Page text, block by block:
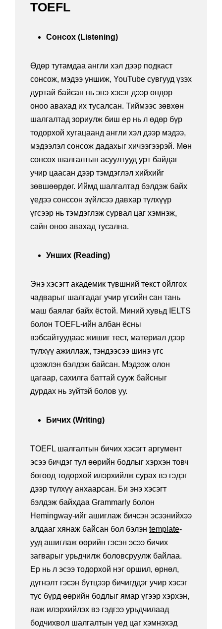
TOEFL
Сонсох (Listening)
Өдөр тутамдаа англи хэл дээр подкаст
сонсож, мэдээ уншиж, YouTube сувгууд үзэх
дуртай байсан нь энэ хэсэг дээр өндөр
оноо авахад их тусалсан. Тиймээс зөвхөн
шалгалтад зориулж биш ер нь л өдөр бүр
тодорхой хугацаанд англи хэл дээр мэдээ,
мэдээлэл сонсож дадахыг хичээгээрэй. Мөн
сонсох шалгалтын асуултууд урт байдаг
учир цаасан дээр тэмдэглэл хийхийг
зөвшөөрдөг. Иймд шалгалтад бэлдэж байх
үедээ сонссон зүйлсээ давхар түлхүүр
үгсээр нь тэмдэглэж сурвал цаг хэмнэж,
сайн оноо авахад тусална.
Унших (Reading)
Энэ хэсэгт академик түвшний текст ойлгох
чадварыг шалгадаг учир үгсийн сан тань
маш баялаг байх ёстой. Миний хувьд IELTS
болон TOEFL-ийн албан ёсны
вэбсайтуудаас жишиг тест, материал дээр
түлхүү ажиллаж, тэндээсээ шинэ үгс
цээжлэн бэлдэж байсан. Мэдээж олон
цагаар, сахилга баттай сууж байсныг
дурдах нь зүйтэй болов уу.
Бичих (Writing)
TOEFL шалгалтын бичих хэсэгт аргумент
эсээ бичдэг тул өөрийн бодлыг хэрхэн товч
бөгөөд тодорхой илэрхийлж сурах вэ гэдэг
дээр түлхүү анхаарсан. Би энэ хэсэгт
бэлдэж байхдаа Grammarly болон
Hemingway-ийг ашиглаж бичсэн эсээнийхээ
алдааг хянаж байсан бол бэлэн template-
ууд ашиглаж өөрийн гэсэн эсээ бичих
загварыг урьдчилж боловсруулж байлаа.
Ер нь л эсээ тодорхой нэг оршил, өрнөл,
дүгнэлт гэсэн бүтцээр бичигддэг учир хэсэг
тус бүрд өөрийн бодлыг ямар үгээр хэрхэн,
яаж илэрхийлэх вэ гэдгээ урьдчилаад
бодчихвол шалгалтын үед цаг хэмнэхэд